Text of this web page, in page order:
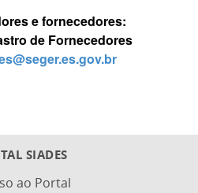
e fornecedores:
de Fornecedores
SIADES
ao Portal